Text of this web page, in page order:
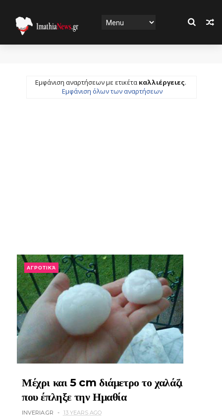
Εμφάνιση αναρτήσεων με ετικέτα καλλιέργειες.
Εμφάνιση όλων των αναρτήσεων
ΑΓΡΟΤΙΚΆ
Μέχρι και 5 cm διάμετρο το χαλάζι
που έπληξε την Ημαθία
INVERIA.GR 13 YEARS AGO